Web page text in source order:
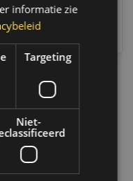
informatie zie
Targeting
Niet-